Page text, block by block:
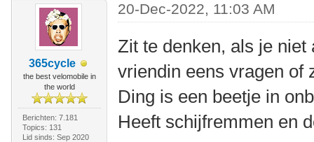
365cycle
the best velomobile in
the world
Berichten: 7.181
Topics: 131
Lid sinds: Sep 2020
20-Dec-2022, 11:03 AM
Zit te denken, als je
vriendin eens vragen of
Ding is een beetje in
Heeft schijfremmen en